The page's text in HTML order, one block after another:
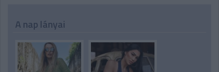
A nap lányai